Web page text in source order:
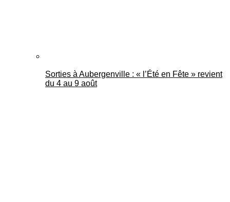
Sorties à Aubergenville : « l’Été en Fête » revient
du 4 au 9 août